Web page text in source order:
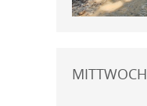
MITTWOCH